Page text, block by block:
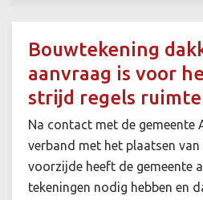
Bouwtekening
aanvraag is voor
strijd regels
Na contact met de gemeente
verband met het plaatsen van
voorzijde heeft de gemeente
tekeningen nodig hebben en